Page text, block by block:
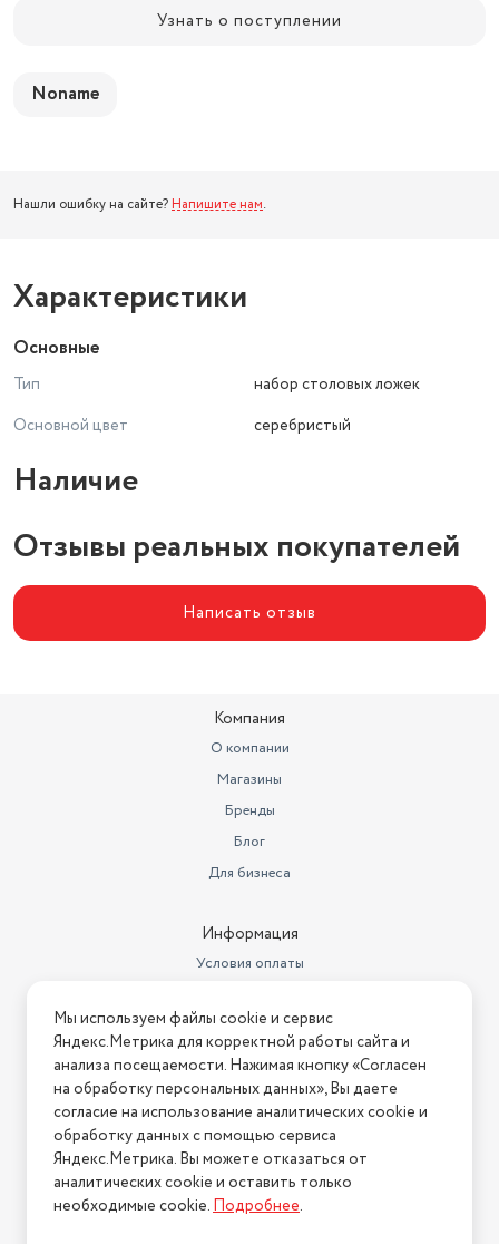
Узнать о поступлении
Noname
Нашли ошибку на сайте? Напишите нам.
Характеристики
Основные
Тип
набор столовых ложек
Основной цвет
серебристый
Наличие
Отзывы реальных покупателей
Написать отзыв
Компания
О компании
Магазины
Бренды
Блог
Для бизнеса
Информация
Условия оплаты
Условия возврата
Нашли ошибку на сайте? Напишите нам
2026 © Интернет-магазин "АстМаркет". У нас есть всё!
Политика конфиденциальности
Мы используем файлы cookie и сервис
Яндекс.Метрика для корректной работы сайта и
анализа посещаемости. Нажимая кнопку «Согласен
на обработку персональных данных», Вы даете
согласие на использование аналитических cookie и
обработку данных с помощью сервиса
Яндекс.Метрика. Вы можете отказаться от
аналитических cookie и оставить только
необходимые cookie.Подробнее.